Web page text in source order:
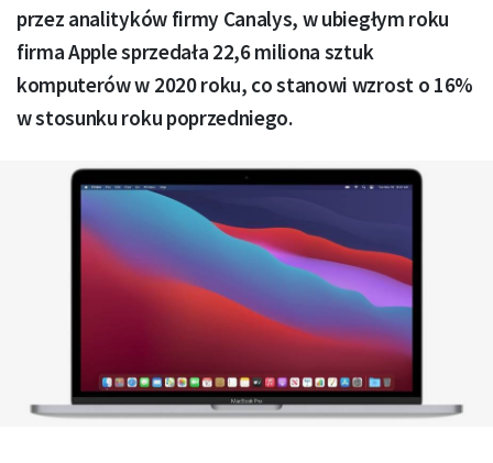
przez analityków firmy Canalys, w ubiegłym roku
firma Apple sprzedała 22,6 miliona sztuk
komputerów w 2020 roku, co stanowi wzrost o 16%
w stosunku roku poprzedniego.